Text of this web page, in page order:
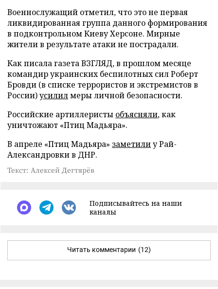
Военнослужащий отметил, что это не первая
ликвидированная группа данного формирования
в подконтрольном Киеву Херсоне. Мирные
жители в результате атаки не пострадали.
Как писала газета ВЗГЛЯД, в прошлом месяце
командир украинских беспилотных сил Роберт
Бровди (в списке террористов и экстремистов в
России)усилилмеры личной безопасности.
Российские артиллеристы объясняли, как
уничтожают «Птиц Мадьяра».
В апреле «Птиц Мадьяра» заметилиу Рай-
Александровки в ДНР.
Текст: Алексей Дегтярёв
Подписывайтесь на наши
каналы
Читать комментарии (12)